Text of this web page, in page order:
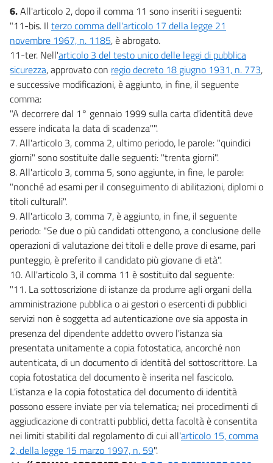
6.All'articolo 2, dopo il comma 11 sono inseriti i seguenti:
"11-bis. Il terzo comma dell'articolo 17 della legge 21
novembre 1967, n. 1185, è abrogato.
11-ter. Nell'articolo 3 del testo unico delle leggi di pubblica
sicurezza, approvato con regio decreto 18 giugno 1931, n. 773,
e successive modificazioni, è aggiunto, in fine, il seguente
comma:
"A decorrere dal 1° gennaio 1999 sulla carta d'identità deve
essere indicata la data di scadenza"".
7. All'articolo 3, comma 2, ultimo periodo, le parole: "quindici
giorni" sono sostituite dalle seguenti: "trenta giorni".
8. All'articolo 3, comma 5, sono aggiunte, in fine, le parole:
"nonché ad esami per il conseguimento di abilitazioni, diplomi o
titoli culturali".
9. All'articolo 3, comma 7, è aggiunto, in fine, il seguente
periodo: "Se due o più candidati ottengono, a conclusione delle
operazioni di valutazione dei titoli e delle prove di esame, pari
punteggio, è preferito il candidato più giovane di età".
10. All'articolo 3, il comma 11 è sostituito dal seguente:
"11. La sottoscrizione di istanze da produrre agli organi della
amministrazione pubblica o ai gestori o esercenti di pubblici
servizi non è soggetta ad autenticazione ove sia apposta in
presenza del dipendente addetto ovvero l'istanza sia
presentata unitamente a copia fotostatica, ancorché non
autenticata, di un documento di identità del sottoscrittore. La
copia fotostatica del documento è inserita nel fascicolo.
L'istanza e la copia fotostatica del documento di identità
possono essere inviate per via telematica; nei procedimenti di
aggiudicazione di contratti pubblici, detta facoltà è consentita
nei limiti stabiliti dal regolamento di cui all'articolo 15, comma
2, della legge 15 marzo 1997, n. 59".